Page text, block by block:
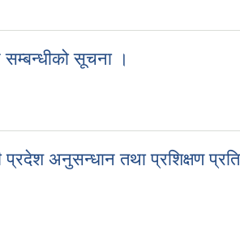
सम्बन्धीको सूचना ।
प्रदेश अनुसन्धान तथा प्रशिक्षण